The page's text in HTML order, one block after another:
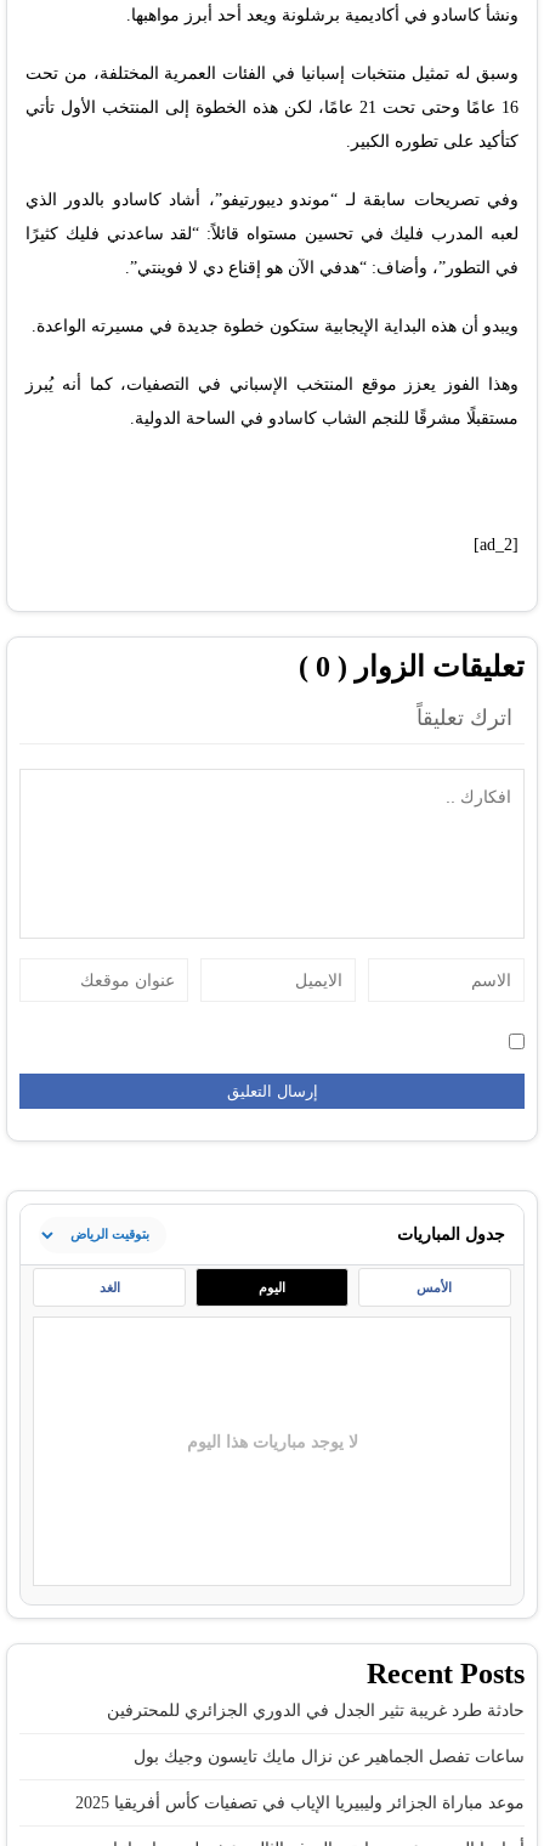
ونشأ كاسادو في أكاديمية برشلونة ويعد أحد أبرز مواهبها.
وسبق له تمثيل منتخبات إسبانيا في الفئات العمرية المختلفة، من تحت
16 عامًا وحتى تحت 21 عامًا، لكن هذه الخطوة إلى المنتخب الأول تأتي
كتأكيد على تطوره الكبير.
وفي تصريحات سابقة لـ “موندو ديبورتيفو”، أشاد كاسادو بالدور الذي
لعبه المدرب فليك في تحسين مستواه قائلاً: “لقد ساعدني فليك كثيرًا
في التطور”، وأضاف: “هدفي الآن هو إقناع دي لا فوينتي”.
ويبدو أن هذه البداية الإيجابية ستكون خطوة جديدة في مسيرته الواعدة.
وهذا الفوز يعزز موقع المنتخب الإسباني في التصفيات، كما أنه يُبرز
مستقبلًا مشرقًا للنجم الشاب كاسادو في الساحة الدولية.
[ad_2]
تعليقات الزوار ( 0 )
اترك تعليقاً
جدول المباريات
الأمس اليوم الغد
لا يوجد مباريات هذا اليوم
Recent Posts
حادثة طرد غريبة تثير الجدل في الدوري الجزائري للمحترفين
ساعات تفصل الجماهير عن نزال مايك تايسون وجيك بول
موعد مباراة الجزائر وليبيريا الإياب في تصفيات كأس أفريقيا 2025